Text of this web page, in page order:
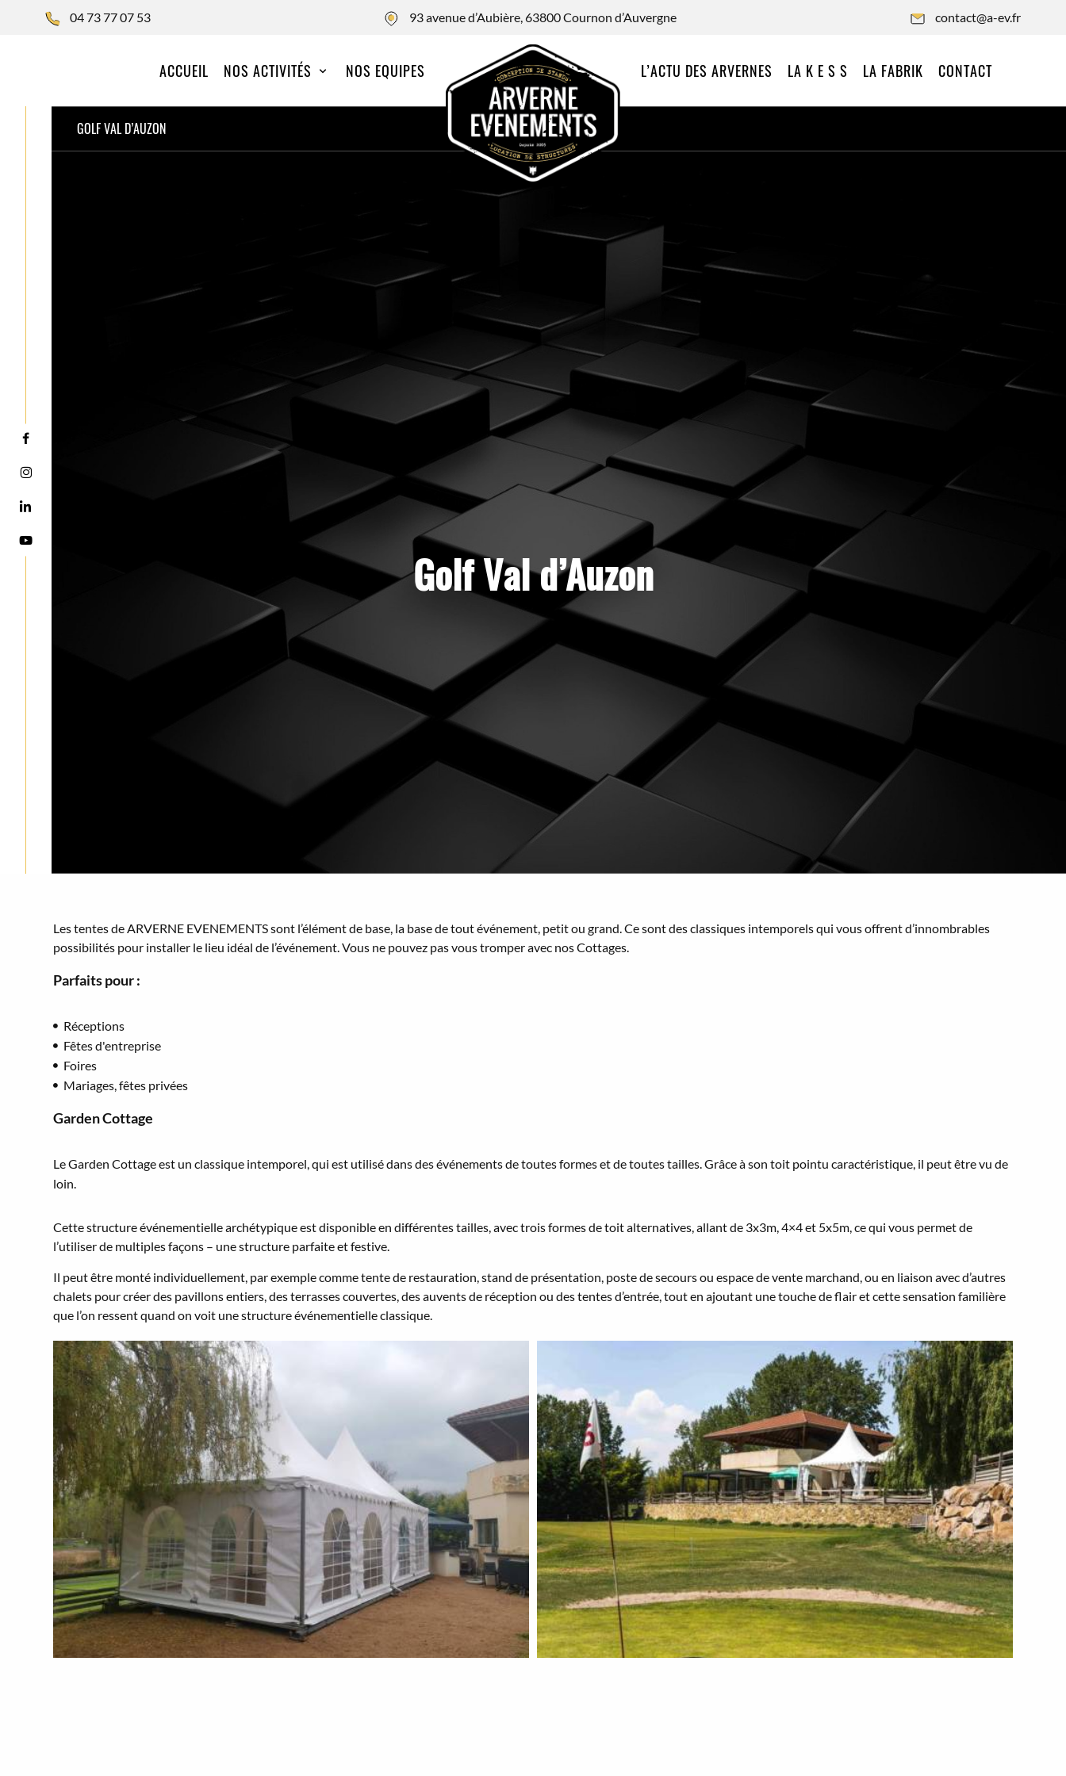
04 73 77 07 53 93 avenue d’Aubière, 63800 Cournon d’Auvergne contact@a-ev.fr
ACCUEIL NOS ACTIVITÉS NOS EQUIPES L’ACTU DES ARVERNES LA K E S S LA FABRIK CONTACT
GOLF VAL D’AUZON
Golf Val d’Auzon
Les tentes de ARVERNE EVENEMENTS sont l’élément de base, la base de tout événement, petit ou grand. Ce sont des classiques intemporels qui vous offrent d’innombrables
possibilités pour installer le lieu idéal de l’événement. Vous ne pouvez pas vous tromper avec nos Cottages.
Parfaits pour :
Réceptions
Fêtes d'entreprise
Foires
Mariages, fêtes privées
Garden Cottage
Le Garden Cottage est un classique intemporel, qui est utilisé dans des événements de toutes formes et de toutes tailles. Grâce à son toit pointu caractéristique, il peut être vu de
loin.
Cette structure événementielle archétypique est disponible en différentes tailles, avec trois formes de toit alternatives, allant de 3x3m, 4×4 et 5x5m, ce qui vous permet de
l’utiliser de multiples façons – une structure parfaite et festive.
Il peut être monté individuellement, par exemple comme tente de restauration, stand de présentation, poste de secours ou espace de vente marchand, ou en liaison avec d’autres
chalets pour créer des pavillons entiers, des terrasses couvertes, des auvents de réception ou des tentes d’entrée, tout en ajoutant une touche de flair et cette sensation familière
que l’on ressent quand on voit une structure événementielle classique.